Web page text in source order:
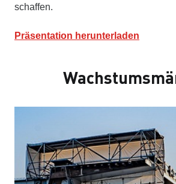
schaffen.
Präsentation herunterladen